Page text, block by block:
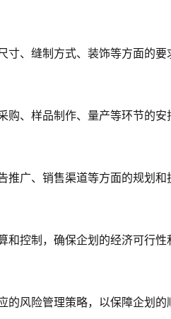
、缝制方式、装饰等方面的要
、样品制作、量产等环节的安
广、销售渠道等方面的规划和
控制，确保企划的经济可行性
风险管理策略，以保障企划的